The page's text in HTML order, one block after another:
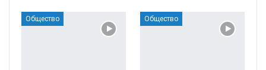
Общество Общество